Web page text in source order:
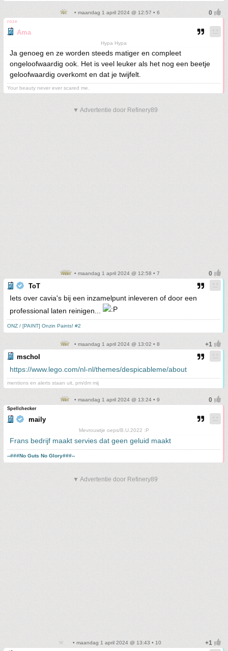
• maandag 1 april 2024 @ 12:57 • 6
roze
Ama
Hypa Hypa
Ja genoeg en ze worden steeds matiger en compleet
ongeloofwaardig ook. Het is veel leuker als het nog een beetje
geloofwaardig overkomt en dat je twijfelt.
Your beauty never ever scared me.
▼ Advertentie door Refinery89
• maandag 1 april 2024 @ 12:58 • 7
ToT
Iets over cavia's bij een inzamelpunt inleveren of door een
professional laten reinigen...
ONZ / [PAINT] Onzin Paints! #2
• maandag 1 april 2024 @ 13:02 • 8
mschol
https://www.lego.com/nl-nl/themes/despicableme/about
mentions en alerts staan uit, pm/dm mij
• maandag 1 april 2024 @ 13:24 • 9
Spellchecker
maily
Mevrouwtje oeps/B.U.2022 :P
Frans bedrijf maakt servies dat geen geluid maakt
--###No Guts No Glory###--
▼ Advertentie door Refinery89
• maandag 1 april 2024 @ 13:43 • 10